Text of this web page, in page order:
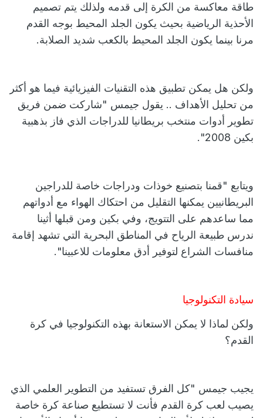
طاقة معاكسة من الكرة إلى قدمه ولذلك يتم تصميم
الأحذية الرياضية بحيث يكون الجلد المحيط بوجه القدم
مرنا بينما يكون الجلد المحيط بالكعب شديد الصلابة.
ولكن هل يمكن تطبيق هذه التقنيات الفيزيائية فيما هو أكثر
من تحليل الأهداف .. يقول جيمس "شاركت ضمن فريق
تطوير أدوات منتخب بريطانيا للدراجات الذي فاز بذهبية
بكين 2008".
ويتابع "قمنا بتصنيع خوذات ودراجات خاصة للدراجين
البريطانيين يمكنها التقليل من احتكاك الهواء مع أدواتهم
مما ساعدهم على التتويج، وفي بكين ومن قبلها أثينا
ندرس طبيعة الرياح في المناطق البحرية التي تشهد إقامة
منافسات الشراع لتوفير أدق معلومات للاعبينا".
سيادة التكنولوجيا
ولكن لماذا لا يمكن الاستعانة بهذه التكنولوجيا في كرة
القدم؟
يجيب جيمس "كل الفرق تستفيد من التطوير العلمي الذي
يصيب لعب كرة القدم فأنت لا تستطيع صناعة كرة خاصة